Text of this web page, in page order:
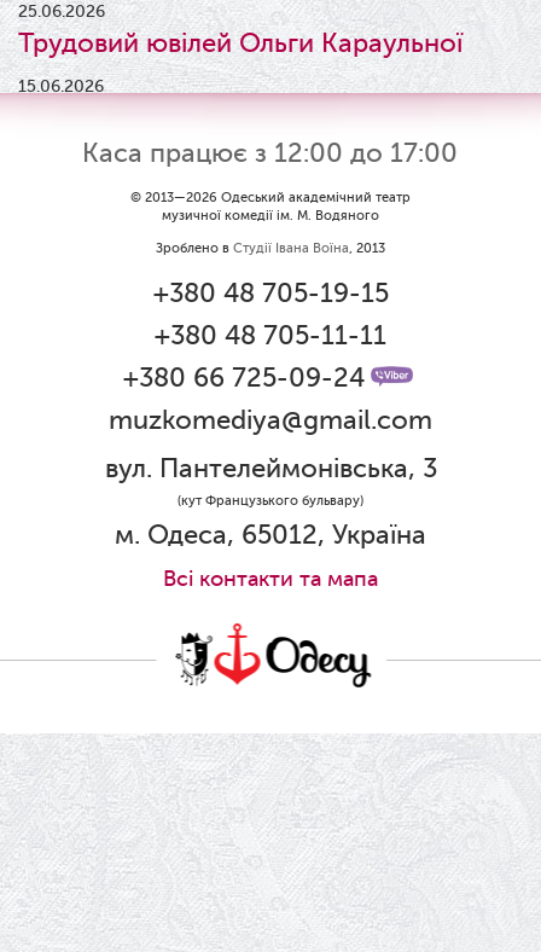
25.06.2026
Трудовий ювілей Ольги Караульної
15.06.2026
Результати конкурсу
09.06.2026
Вітаємо Ірину Візіренко з
народженням дівчинки!
Дякуємо за свято!
Графік роботи каси 1 червня
Ювілей Олени Редько
Ювілей Станіслава Зайцева
18.05.2026
Шукаємо інженерів і техніків
17.05.2026
Ювілей Валентини Бородіної
13.05.2026
Конкурс на заміщення вакантних
Каса працює з 12:00 до 17:00
© 2013—2026 Одеський академічний театр
музичної комедії ім. М. Водяного
Зроблено в Студії Івана Воїна, 2013
+380 48 705-19-15
+380 48 705-11-11
+380 66 725-09-24
muzkomediya@gmail.com
вул. Пантелеймонівська, 3
(кут Французького бульвару)
м. Одеса, 65012, Україна
Всi контакти та мапа